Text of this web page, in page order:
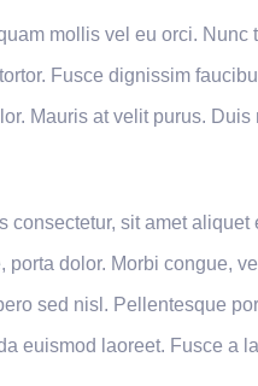
mollis vel eu orci. Nunc
Fusce dignissim
Mauris at velit purus.
sit amet aliquet
porta dolor. Morbi congue,
sed nisl. Pellentesque
euismod laoreet. Fusce a